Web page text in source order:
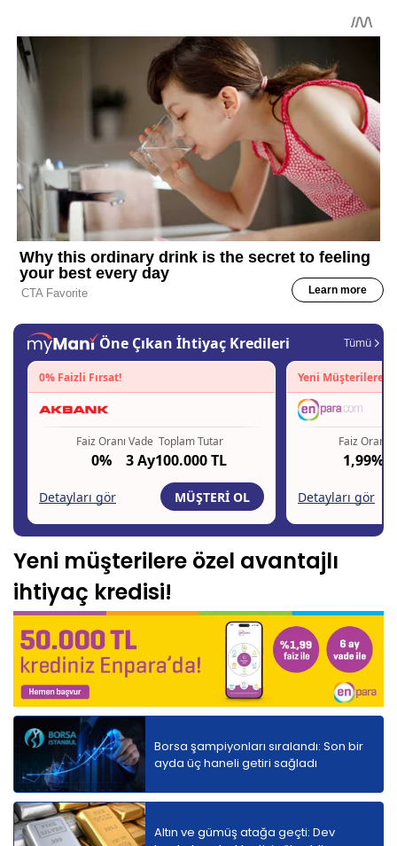
Yeni müşterilere özel avantajlı
ihtiyaç kredisi!
Borsa şampiyonları sıralandı: Son bir
ayda üç haneli getiri sağladı
Altın ve gümüş atağa geçti: Dev